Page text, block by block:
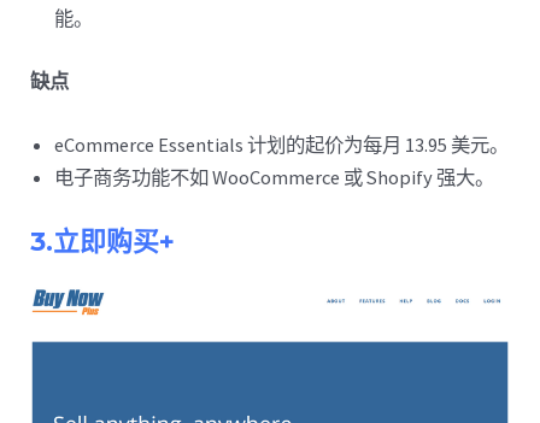
能。
缺点
eCommerce Essentials 计划的起价为每月 13.95 美元。
电子商务功能不如 WooCommerce 或 Shopify 强大。
3.立即购买+